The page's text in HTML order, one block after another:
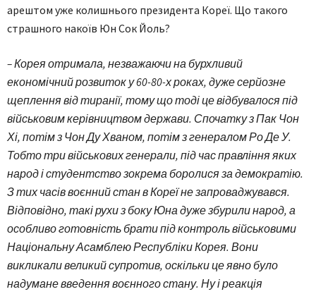
арештом уже колишнього президента Кореї. Що такого
страшного накоїв Юн Сок Йоль?
– Корея отримала, незважаючи на бурхливий
економічний розвиток у 60-80-х роках, дуже серйозне
щеплення від тиранії, тому що тоді це відбувалося під
військовим керівництвом держави. Спочатку з Пак Чон
Хі, потім з Чон Ду Хваном, потім з генералом Ро Де У.
Тобто три військових генерали, під час правління яких
народ і студентство зокрема боролися за демократію.
З тих часів воєнний стан в Кореї не запроваджувався.
Відповідно, такі рухи з боку Юна дуже збурили народ, а
особливо готовність брати під контроль військовими
Національну Асамблею Республіки Корея. Вони
викликали великий супротив, оскільки це явно було
надумане введення воєнного стану. Ну і реакція